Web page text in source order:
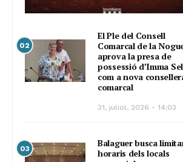
02
El Ple del Consell
Comarcal de la
aprova la presa de
possessió d’Imma
com a nova
comarcal
31, juliol, 2026 - 14:03
03
Balaguer busca
horaris dels locals